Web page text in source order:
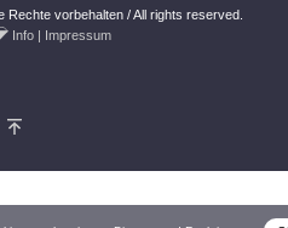
Rechte vorbehalten / All rights reserved.
Info | Impressum